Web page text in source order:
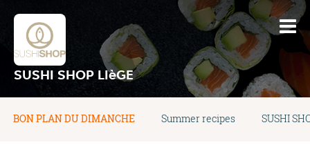
SUSHI SHOP LIèGE
BON PLAN DU DIMANCHE Summer recipes SUSHI